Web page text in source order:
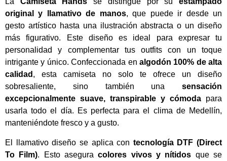
original y llamativo de manos, que puede ir desde un
gesto artístico hasta una ilustración abstracta o un diseño
más figurativo. Este diseño es ideal para expresar tu
personalidad y complementar tus outfits con un toque
intrigante y único. Confeccionada en algodón 100% de alta
calidad , esta camiseta no solo te ofrece un diseño
sobresaliente, sino también una sensación
excepcionalmente suave, transpirable y cómoda para
usarla todo el día. Es perfecta para el clima de Medellín,
manteniéndote fresco y a gusto.
El llamativo diseño se aplica con tecnología DTF (Direct
To Film). Esto aseguracolores vivos y nítidos que se